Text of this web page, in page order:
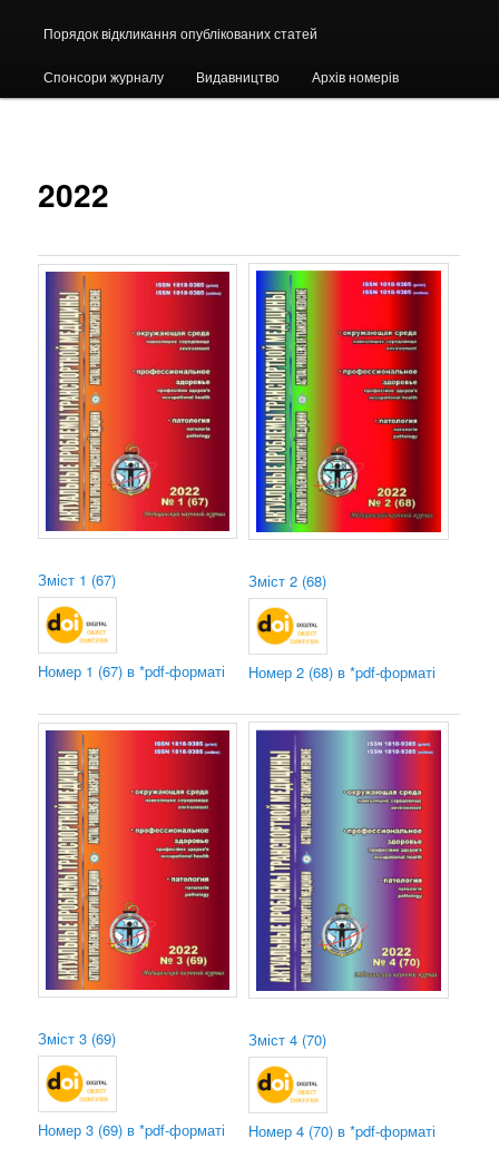
Порядок відкликання опублікованих статей
Спонсори журналу Видавництво Архів номерів
2022
Зміст 1 (67)
Номер 1 (67) в *pdf-форматі
Зміст2 (68)
Номер 2 (68) в *pdf-форматі
Зміст3 (69)
Номер 3 (69) в *pdf-форматі
Зміст4 (70)
Номер 4 (70) в *pdf-форматі